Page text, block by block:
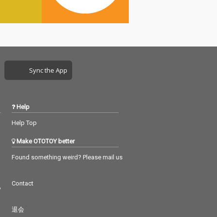
Sync the App
Help
Help Top
Make OTOTOY better
Found something weird? Please mail us
Contact
退会